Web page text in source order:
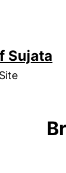
Sujata